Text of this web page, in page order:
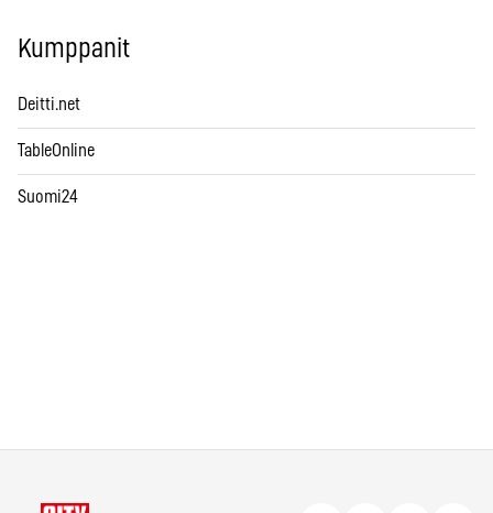
Kumppanit
Deitti.net
TableOnline
Suomi24